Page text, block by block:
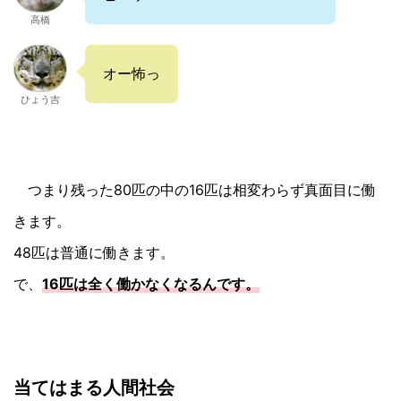
高橋
ひょう吉
オー怖っ
つまり残った80匹の中の16匹は相変わらず真面目に働
きます。
48匹は普通に働きます。
で、 16匹は全く働かなくなるんです。
当てはまる人間社会